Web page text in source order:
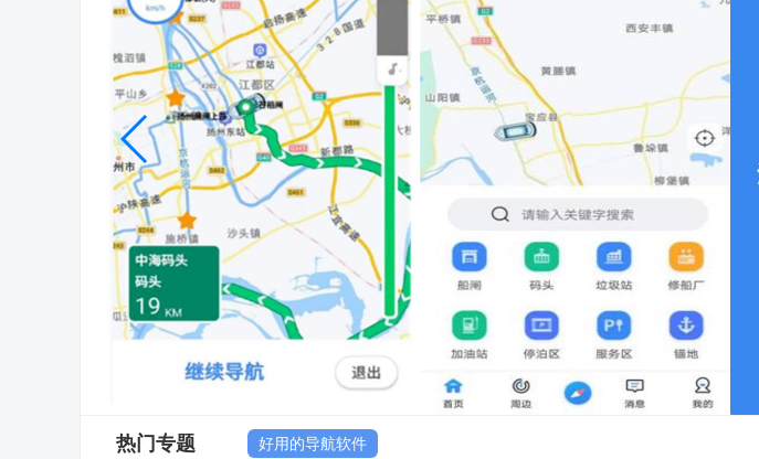
热门专题 好用的导航软件